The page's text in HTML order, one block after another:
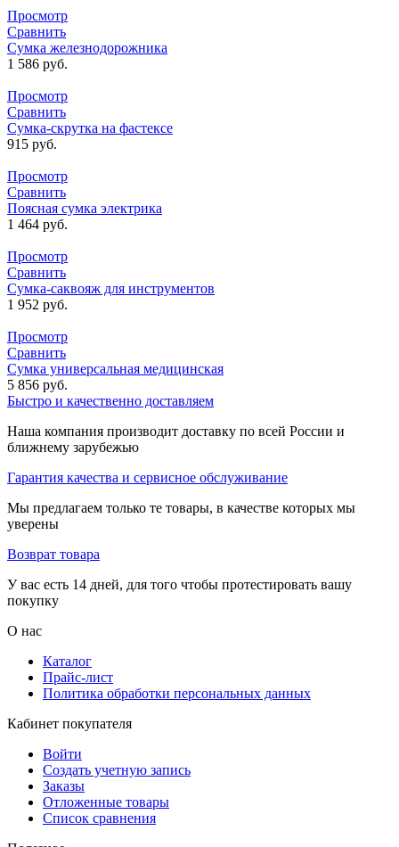
Просмотр
Сравнить
Сумка железнодорожника
1 586 руб.
Просмотр
Сравнить
Сумка-скрутка на фастексе
915 руб.
Просмотр
Сравнить
Поясная сумка электрика
1 464 руб.
Просмотр
Сравнить
Сумка-саквояж для инструментов
1 952 руб.
Просмотр
Сравнить
Сумка универсальная медицинская
5 856 руб.
Быстро и качественно доставляем
Наша компания производит доставку по всей России и
ближнему зарубежью
Гарантия качества и сервисное обслуживание
Мы предлагаем только те товары, в качестве которых мы
уверены
Возврат товара
У вас есть 14 дней, для того чтобы протестировать вашу
покупку
О нас
Каталог
Прайс-лист
Политика обработки персональных данных
Кабинет покупателя
Войти
Создать учетную запись
Заказы
Отложенные товары
Список сравнения